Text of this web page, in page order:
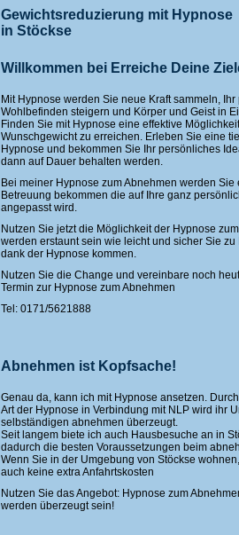
Gewichtsreduzierung mit Hypnose
in Stöckse
Willkommen bei Erreiche Deine
Mit Hypnose werden Sie neue Kraft sammeln,
Wohlbefinden steigern und Körper und Geist in
Finden Sie mit Hypnose eine effektive
Wunschgewicht zu erreichen. Erleben Sie eine
Hypnose und bekommen Sie Ihr persönliches
dann auf Dauer behalten werden.
Bei meiner Hypnose zum Abnehmen werden
Betreuung bekommen die auf Ihre ganz
angepasst wird.
Nutzen Sie jetzt die Möglichkeit der Hypnose
werden erstaunt sein wie leicht und sicher Sie
dank der Hypnose kommen.
Nutzen Sie die Change und vereinbare noch
Termin zur Hypnose zum Abnehmen
Tel: 0171/5621888
Abnehmen ist Kopfsache!
Genau da, kann ich mit Hypnose ansetzen.
Art der Hypnose in Verbindung mit NLP wird ihr
selbständigen abnehmen überzeugt.
Seit langem biete ich auch Hausbesuche an in
dadurch die besten Voraussetzungen beim
Wenn Sie in der Umgebung von Stöckse
auch keine extra Anfahrtskosten
Nutzen Sie das Angebot: Hypnose zum
werden überzeugt sein!